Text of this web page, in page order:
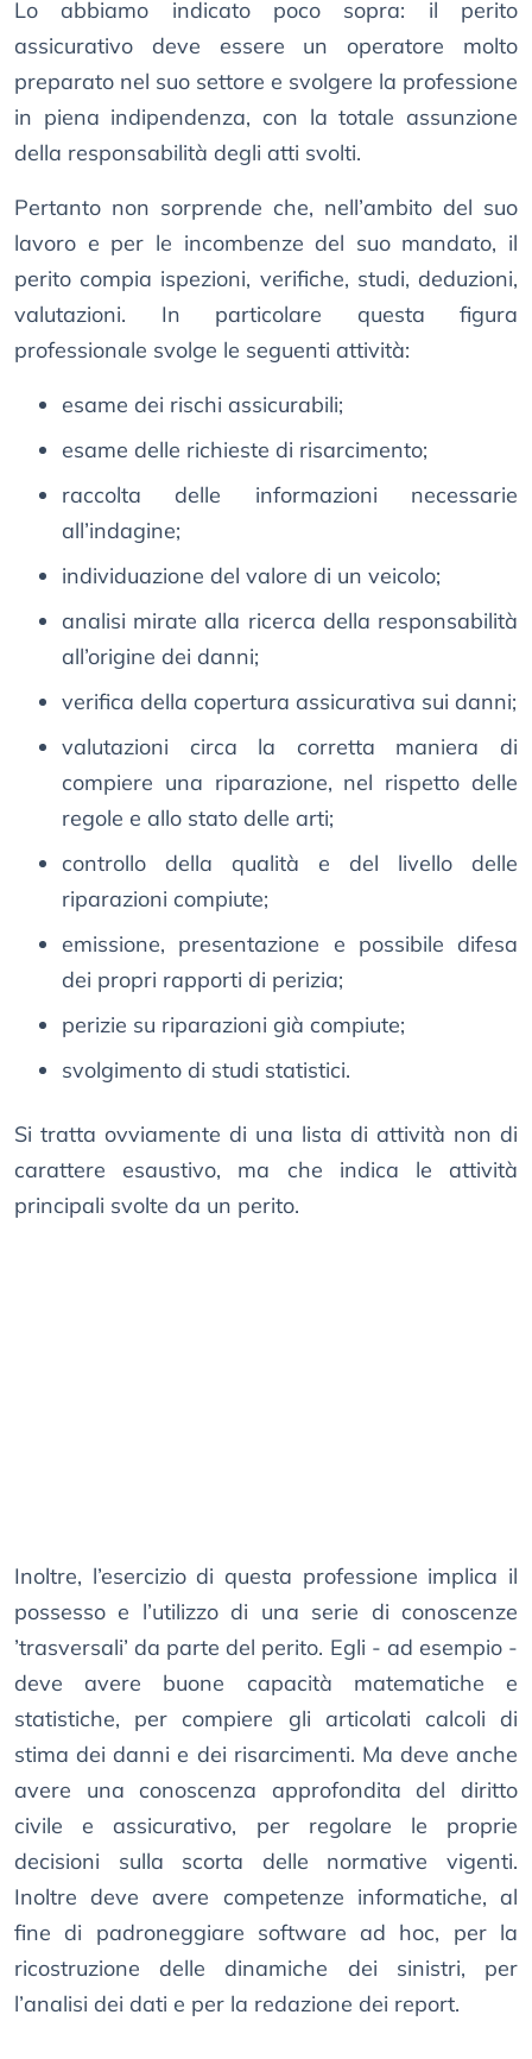
Lo abbiamo indicato poco sopra: il perito
assicurativo deve essere un operatore molto
preparato nel suo settore e svolgere la professione
in piena indipendenza, con la totale assunzione
della responsabilità degli atti svolti.
Pertanto non sorprende che, nell’ambito del suo
lavoro e per le incombenze del suo mandato, il
perito compia ispezioni, verifiche, studi, deduzioni,
valutazioni. In particolare questa figura
professionale svolge le seguenti attività:
esame dei rischi assicurabili;
esame delle richieste di risarcimento;
raccolta delle informazioni necessarie
all’indagine;
individuazione del valore di un veicolo;
analisi mirate alla ricerca della responsabilità
all’origine dei danni;
verifica della copertura assicurativa sui danni;
valutazioni circa la corretta maniera di
compiere una riparazione, nel rispetto delle
regole e allo stato delle arti;
controllo della qualità e del livello delle
riparazioni compiute;
emissione, presentazione e possibile difesa
dei propri rapporti di perizia;
perizie su riparazioni già compiute;
svolgimento di studi statistici.
Si tratta ovviamente di una lista di attività non di
carattere esaustivo, ma che indica le attività
principali svolte da un perito.
Inoltre, l’esercizio di questa professione implica il
possesso e l’utilizzo di una serie di conoscenze
’trasversali’ da parte del perito. Egli - ad esempio -
deve avere buone capacità matematiche e
statistiche, per compiere gli articolati calcoli di
stima dei danni e dei risarcimenti. Ma deve anche
avere una conoscenza approfondita del diritto
civile e assicurativo, per regolare le proprie
decisioni sulla scorta delle normative vigenti.
Inoltre deve avere competenze informatiche, al
fine di padroneggiare software ad hoc, per la
ricostruzione delle dinamiche dei sinistri, per
l’analisi dei dati e per la redazione dei report.